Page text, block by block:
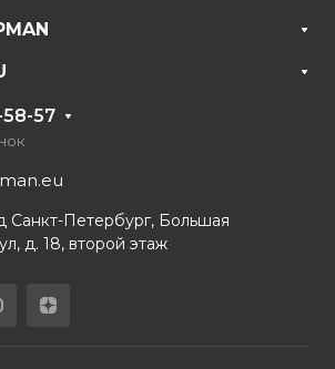
58-57
Санкт-Петербург, Большая
д. 18, второй этаж